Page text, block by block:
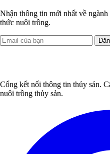
Nhận thông tin mới nhất về
thức nuôi trồng.
Cổng kết nối thông tin thủy sản.
nuôi trồng thủy sản.